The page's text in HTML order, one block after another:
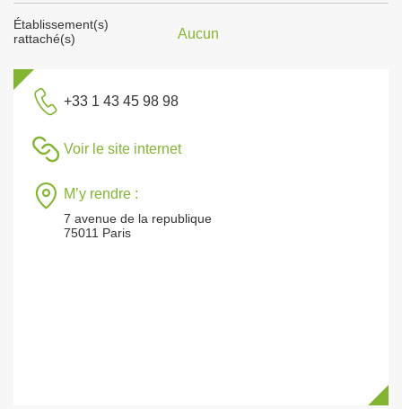
Établissement(s)
rattaché(s)
Aucun
+33 1 43 45 98 98
Voir le site internet
M’y rendre :
7 avenue de la republique
75011 Paris